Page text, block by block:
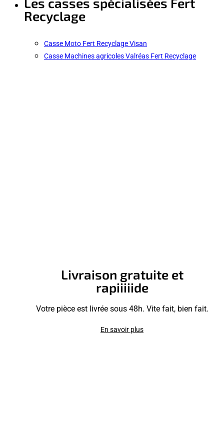
Recyclage
Casse Moto Fert Recyclage Visan
Casse Machines agricoles Valréas Fert Recyclage
Livraison gratuite et
rapiiiiide
Votre pièce est livrée sous 48h. Vite fait, bien fait.
En savoir plus